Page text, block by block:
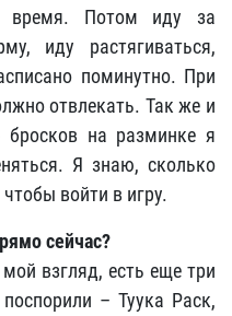
время. Потом иду за
иду растягиваться,
поминутно. При
отвлекать. Так же и
на разминке я
Я знаю, сколько
войти в игру.
сейчас?
взгляд, есть еще три
– Туука Раск,